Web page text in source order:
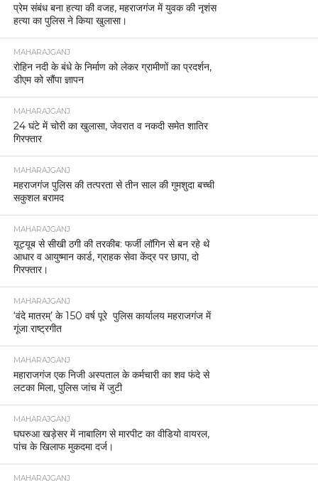
प्रेम संबंध बना हत्या की वजह, महराजगंज में युवक की नृशंस
हत्या का पुलिस ने किया खुलासा।
MAHARAJGANJ
रोहिन नदी के बंधे के निर्माण को लेकर ग्रामीणों का प्रदर्शन,
डीएम को सौंपा ज्ञापन
MAHARAJGANJ
24 घंटे में चोरी का खुलासा, जेवरात व नकदी समेत शातिर
गिरफ्तार
MAHARAJGANJ
महराजगंज पुलिस की तत्परता से तीन साल की गुमशुदा बच्ची
सकुशल बरामद
MAHARAJGANJ
यूट्यूब से सीखी ठगी की तरकीब: फर्जी लॉगिन से बन रहे थे
आधार व आयुष्मान कार्ड, ग्राहक सेवा केंद्र पर छापा, दो
गिरफ्तार।
MAHARAJGANJ
‘वंदे मातरम्’ के 150 वर्ष पूरे पुलिस कार्यालय महराजगंज में
गूंजा राष्ट्रगीत
MAHARAJGANJ
महाराजगंज एक निजी अस्पताल के कर्मचारी का शव फंदे से
लटका मिला, पुलिस जांच में जुटी
MAHARAJGANJ
घघरुआ खड़ेसर में नाबालिग से मारपीट का वीडियो वायरल,
पांच के खिलाफ मुकदमा दर्ज।
MAHARAJGANJ